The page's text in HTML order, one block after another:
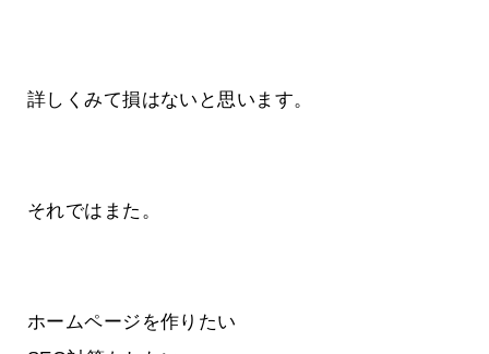
詳しくみて損はないと思います。
それではまた。
ホームページを作りたい